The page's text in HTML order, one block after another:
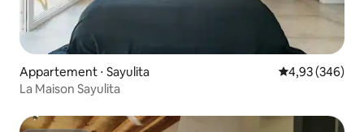
Appartement ⋅ Sayulita Évaluation
4,93 (346)
La Maison Sayulita